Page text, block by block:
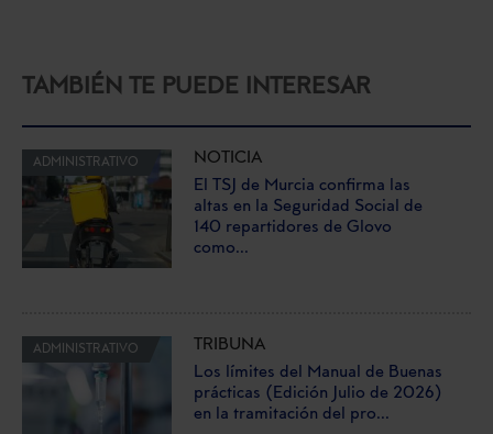
TAMBIÉN TE PUEDE INTERESAR
ADMINISTRATIVO
NOTICIA
El TSJ de Murcia confirma las
altas en la Seguridad Social de
140 repartidores de Glovo
como...
ADMINISTRATIVO
TRIBUNA
Los límites del Manual de Buenas
prácticas (Edición Julio de 2026)
en la tramitación del pro...